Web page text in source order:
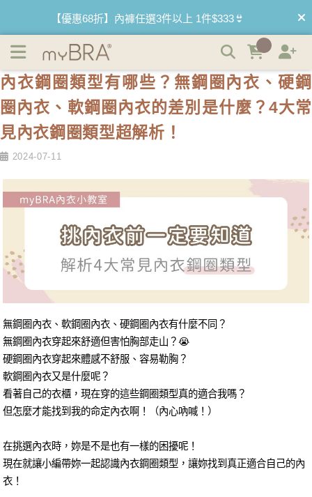
衣的差別是什麼？4大常見內衣鋼圈類型超解析！ | myBRA
【優惠68折】內褲任選3件以上 1件$333👙
【買內衣免運費】台灣滿1200運費0元🚛
【首購優惠】新客最高可折$150再免運❗
【夏日滿額贈】把衣物壓縮收納袋回家 🌞
內衣鋼圈類型有哪些？無鋼圈內衣、硬鋼
圈內衣、軟鋼圈內衣的差別是什麼？4大常
見內衣鋼圈類型超解析！
2024-07-11
無鋼圈內衣、軟鋼圈內衣、硬鋼圈內衣有什麼不同？
無鋼圈內衣穿起來舒適但害怕胸部走山？😭
硬鋼圈內衣穿起來體感不舒服、容易勒胸？
軟鋼圈內衣又是什麼呢？
看著自己的衣櫃，現在穿的這些鋼圈類型真的適合我嗎？
但怎麼才能找到我的命定內衣啊！（內心吶喊！）
在挑選內衣時，妳是不是也有一樣的困擾呢！
現在就讓小編帶妳一起認識內衣鋼圈類型，讓妳找到真正適合自己的內
衣！